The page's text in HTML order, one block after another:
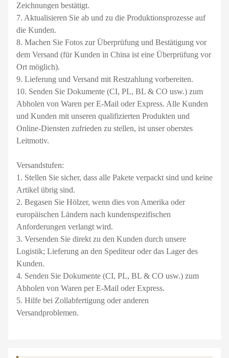
Zeichnungen bestätigt.
7. Aktualisieren Sie ab und zu die Produktionsprozesse auf
die Kunden.
8. Machen Sie Fotos zur Überprüfung und Bestätigung vor
dem Versand (für Kunden in China ist eine Überprüfung vor
Ort möglich).
9. Lieferung und Versand mit Restzahlung vorbereiten.
10. Senden Sie Dokumente (CI, PL, BL & CO usw.) zum
Abholen von Waren per E-Mail oder Express. Alle Kunden
und Kunden mit unseren qualifizierten Produkten und
Online-Diensten zufrieden zu stellen, ist unser oberstes
Leitmotiv.
Versandstufen:
1. Stellen Sie sicher, dass alle Pakete verpackt sind und keine
Artikel übrig sind.
2. Begasen Sie Hölzer, wenn dies von Amerika oder
europäischen Ländern nach kundenspezifischen
Anforderungen verlangt wird.
3. Versenden Sie direkt zu den Kunden durch unsere
Logistik; Lieferung an den Spediteur oder das Lager des
Kunden.
4. Senden Sie Dokumente (CI, PL, BL & CO usw.) zum
Abholen von Waren per E-Mail oder Express.
5. Hilfe bei Zollabfertigung oder anderen
Versandproblemen.